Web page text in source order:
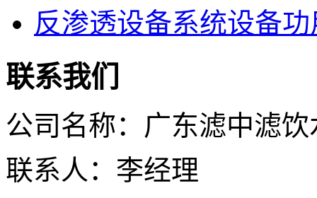
反渗透设备系统设备
联系我们
公司名称：广东滤中滤
联系人：李经理